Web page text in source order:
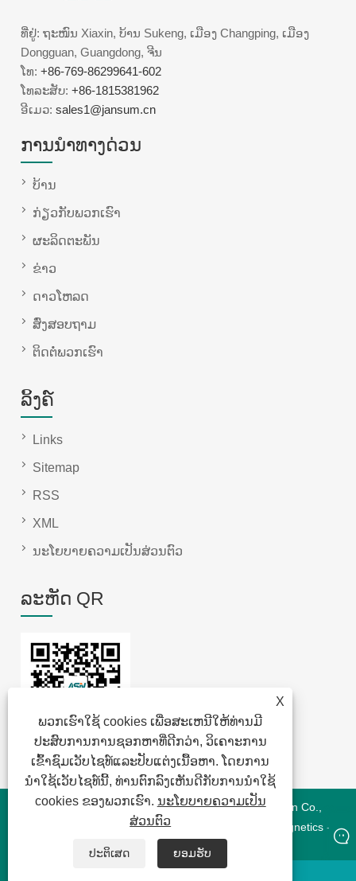
X
ພວກເຮົາໃຊ້ cookies ເພື່ອສະເຫນີໃຫ້ທ່ານມີ
ປະສົບການການຊອກຫາທີ່ດີກວ່າ, ວິເຄາະການ
ເຂົ້າຊົມເວັບໄຊທ໌ແລະປັບແຕ່ງເນື້ອຫາ. ໂດຍການ
ນໍາໃຊ້ເວັບໄຊທ໌ນີ້, ທ່ານຕົກລົງເຫັນດີກັບການນໍາໃຊ້
cookies ຂອງພວກເຮົາ. ນະໂຍບາຍຄວາມເປັນ
ສ່ວນຕົວ
ປະຕິເສດ ຍອມຮັບ
ທີ່ຢູ່: ຖະໜົນ Xiaxin, ບ້ານ Sukeng, ເມືອງ Changping, ເມືອງ
Dongguan, Guangdong, ຈີນ
ໂທ:+86-769-86299641-602
ໂທລະສັບ:+86-1815381962
ອີເມວ:sales1@jansum.cn
ການນໍາທາງດ່ວນ
ບ້ານ
ກ່ຽວ​ກັບ​ພວກ​ເຮົາ
ຜະລິດຕະພັນ
ຂ່າວ
ດາວໂຫລດ
ສົ່ງສອບຖາມ
ຕິດ​ຕໍ່​ພວກ​ເຮົາ
ລິ້ງຄ໌
Links
Sitemap
RSS
XML
ນະໂຍບາຍຄວາມເປັນສ່ວນຕົວ
ລະຫັດ QR
ສະຫງວນລິຂະສິດ © 2022 Jansum Electronics Dongguan Co.,
Ltd- ໂມດູນແມ່ເຫຼັກ, ແມ່ເຫຼັກພະລັງງານໃຫມ່, Chip Lan Magnetics -
ສະຫງວນລິຂະສິດທັງຫມົດ